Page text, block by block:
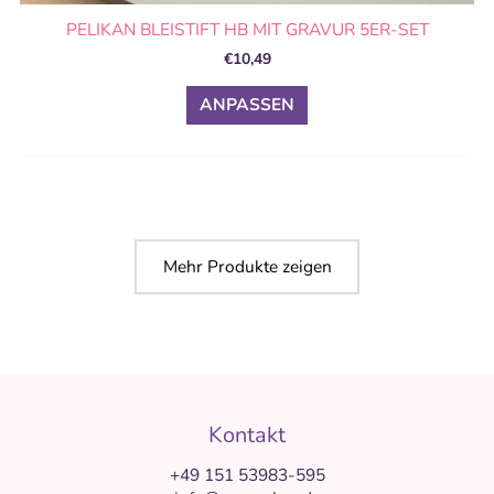
PELIKAN BLEISTIFT HB MIT GRAVUR 5ER-SET
€10,49
ANPASSEN
Mehr Produkte zeigen
Kontakt
+49 151 53983-595